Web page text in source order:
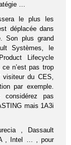
…
le plus les
déplacée dans
Son plus grand
Systèmes, le
Lifecycle
n’est pas trop
visiteur du CES,
par exemple.
pas
mais 1A3i
, Dassault
, Intel … , pour